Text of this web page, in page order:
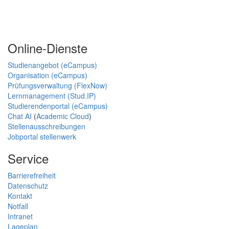
Online-Dienste
Studienangebot (eCampus)
Organisation (eCampus)
Prüfungsverwaltung (FlexNow)
Lernmanagement (Stud.IP)
Studierendenportal (eCampus)
Chat AI (Academic Cloud)
Stellenausschreibungen
Jobportal stellenwerk
Service
Barrierefreiheit
Datenschutz
Kontakt
Notfall
Intranet
Lageplan